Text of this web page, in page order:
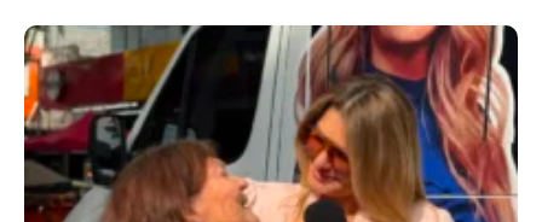
​Segurança Pública Lidera Queixas De
Moradores Do Rio Em Escuta Promovida Por
Antônia Fontenelle